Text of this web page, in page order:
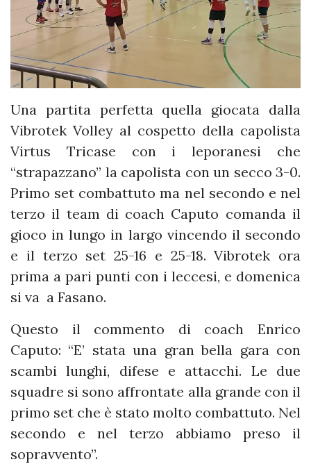
Una partita perfetta quella giocata dalla
Vibrotek Volley al cospetto della capolista
Virtus Tricase con i leporanesi che
“strapazzano” la capolista con un secco 3-0.
Primo set combattuto ma nel secondo e nel
terzo il team di coach Caputo comanda il
gioco in lungo in largo vincendo il secondo
e il terzo set 25-16 e 25-18. Vibrotek ora
prima a pari punti con i leccesi, e domenica
si va a Fasano.
Questo il commento di coach Enrico
Caputo: “E’ stata una gran bella gara con
scambi lunghi, difese e attacchi. Le due
squadre si sono affrontate alla grande con il
primo set che è stato molto combattuto. Nel
secondo e nel terzo abbiamo preso il
sopravvento”.